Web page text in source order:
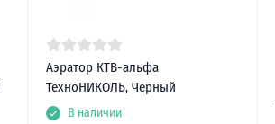
Аэратор КТВ-альфа
ТехноНИКОЛЬ, Черный
В наличии